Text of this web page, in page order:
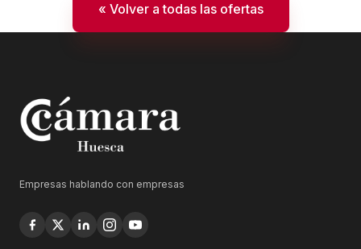
« Volver a todas las ofertas
Empresas hablando con empresas